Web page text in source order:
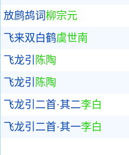
放鹧鸪词柳宗元
飞来双白鹤虞世南
飞龙引 陈陶
飞龙引 陈陶
飞龙引二首·其二李白
飞龙引二首·其一李白